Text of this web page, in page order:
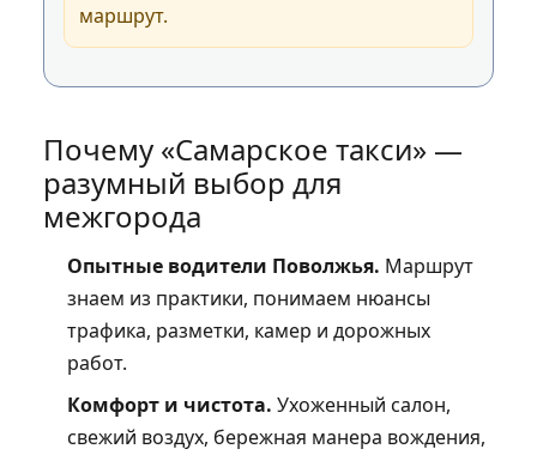
маршрут.
Почему «Самарское такси» —
разумный выбор для
межгорода
Опытные водители Поволжья. Маршрут
знаем из практики, понимаем нюансы
трафика, разметки, камер и дорожных
работ.
Комфорт и чистота. Ухоженный салон,
свежий воздух, бережная манера вождения,